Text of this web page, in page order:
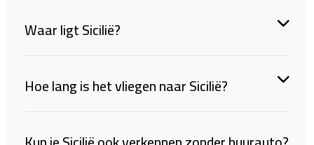
Waar ligt Sicilië?
Hoe lang is het vliegen naar Sicilië?